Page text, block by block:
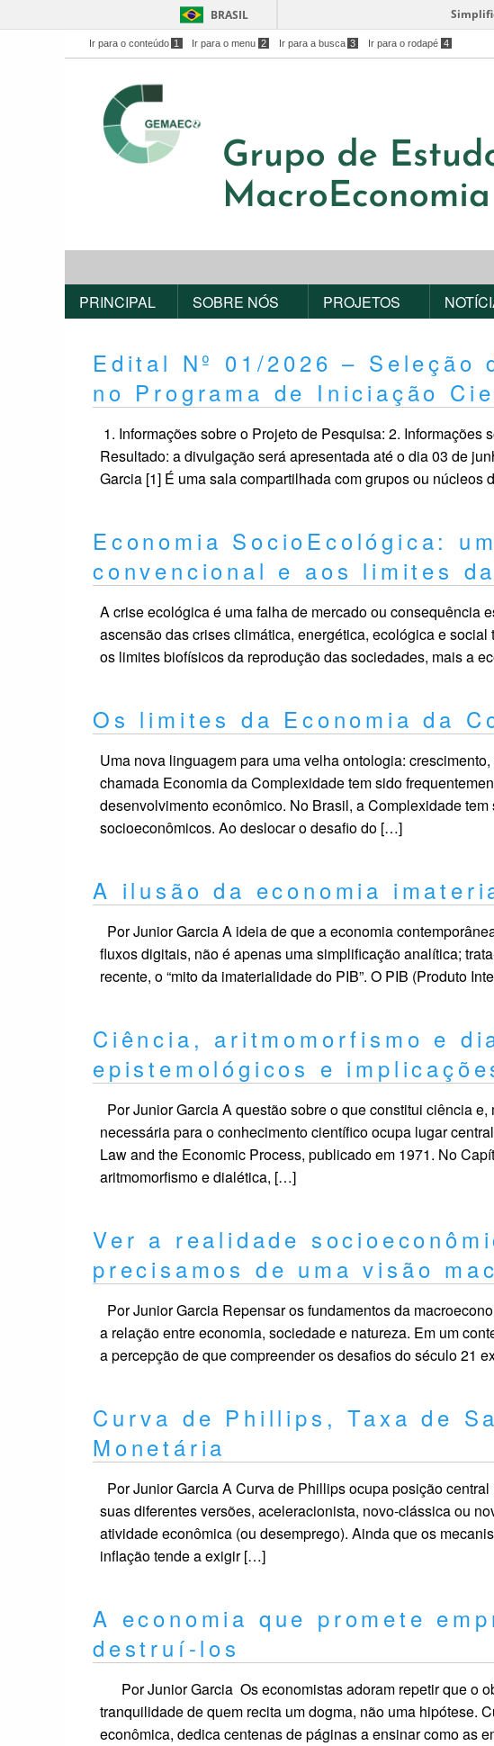
BRASIL
Ir para o conteúdo 1 Ir para o menu 2 Ir para a busca 3 Ir para o rodapé 4
PRINCIPAL SOBRE NÓS PROJETOS
Edital Nº 01/2026 –
no Programa de Iniciação
1. Informações sobre o Projeto de Pesquisa: 2.
Resultado: a divulgação será apresentada até o dia 03 de
Garcia [1] É uma sala compartilhada com grupos ou núcleos
Economia SocioEcológica:
convencional e aos limites
A crise ecológica é uma falha de mercado ou consequência
ascensão das crises climática, energética, ecológica e
os limites biofísicos da reprodução das sociedades, mais a
Os limites da Economia da
Uma nova linguagem para uma velha ontologia:
chamada Economia da Complexidade tem sido
desenvolvimento econômico. No Brasil, a Complexidade
socioeconômicos. Ao deslocar o desafio do […]
A ilusão da economia
Por Junior Garcia A ideia de que a economia
fluxos digitais, não é apenas uma simplificação analítica;
recente, o “mito da imaterialidade do PIB”. O PIB (Produto
Ciência, aritmomorfismo e
epistemológicos e
Por Junior Garcia A questão sobre o que constitui ciência
necessária para o conhecimento científico ocupa lugar
Law and the Economic Process, publicado em 1971. No
aritmomorfismo e dialética, […]
Ver a realidade
precisamos de uma visão
Por Junior Garcia Repensar os fundamentos da
a relação entre economia, sociedade e natureza. Em um
a percepção de que compreender os desafios do século 21
Curva de Phillips, Taxa de
Monetária
Por Junior Garcia A Curva de Phillips ocupa posição
suas diferentes versões, aceleracionista, novo-clássica ou
atividade econômica (ou desemprego). Ainda que os
inflação tende a exigir […]
A economia que promete
destruí-los
Por Junior Garcia Os economistas adoram repetir que o
tranquilidade de quem recita um dogma, não uma hipótese.
econômica, dedica centenas de páginas a ensinar como as